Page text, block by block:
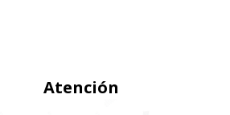
Atención